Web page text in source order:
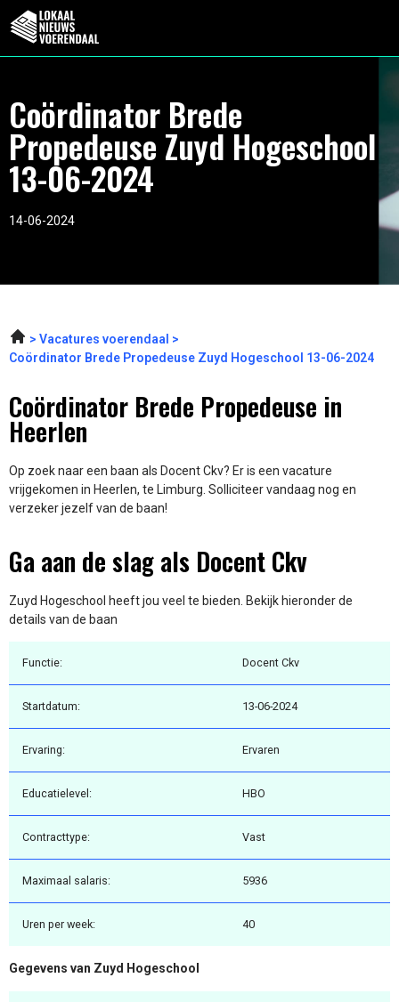
Coördinator Brede
Propedeuse Zuyd Hogeschool
13-06-2024
14-06-2024
Vacatures voerendaal
Coördinator Brede Propedeuse Zuyd Hogeschool 13-06-2024
Coördinator Brede Propedeuse in
Heerlen
Op zoek naar een baan als Docent Ckv? Er is een vacature
vrijgekomen in Heerlen, te Limburg. Solliciteer vandaag nog en
verzeker jezelf van de baan!
Ga aan de slag als Docent Ckv
Zuyd Hogeschool heeft jou veel te bieden. Bekijk hieronder de
details van de baan
Functie: Docent Ckv
Startdatum: 13-06-2024
Ervaring: Ervaren
Educatielevel: HBO
Contracttype: Vast
Maximaal salaris: 5936
Uren per week: 40
Gegevens van Zuyd Hogeschool